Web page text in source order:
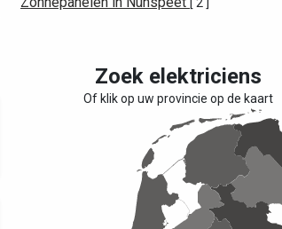
Zoek elektriciens
Of klik op uw provincie op de kaart